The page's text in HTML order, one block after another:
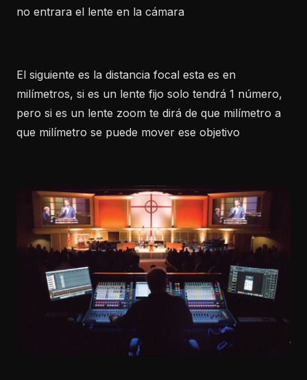
no entrara el lente en la cámara
El siguiente es la distancia focal esta es en
milímetros, si es un lente fijo solo tendrá 1 número,
pero si es un lente zoom te dirá de que milímetro a
que milímetro se puede mover ese objetivo